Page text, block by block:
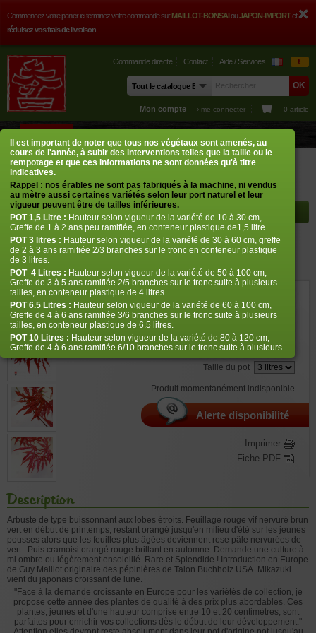
Commencez votre panier ici terminez votre commande surMAILLOT-BONSAIouJAPON-IMPORTet
réduisez vos frais de livraison
Commande directe Contact Aide / Services €
Mon compte › me connecter 0 article
Boutique Erables japonais Mikazuki taille baby
Rayon à afficher
Mikazuki taille baby
ref. : 12187
Bien choisir la taille
Taille du pot
Produit momentanément indisponible
Alerte disponibilité
Imprimer
Fiche PDF
Description
Arbuste de type buissonnant aux lobes étroits. Feuillage rouge vif nervuré brun
vert en début de printemps, restant orangé jusqu'en milieu d'été sur les jeunes
pousses alors que les feuilles plus âgées deviennent rose pâle nervurées de
vert. Puis cramoisi orangé rouge brillant en automne. Demande une culture à
mi ombre ou légèrement ensoleillé. Rare et Splendide ! Introduction en Europe
de Guy Maillot originaire des pépinières de Talon Buchholz USA. Mikazuki
vient du japonais croissant de lune.
"Face à la demande croissante en Europe pour les variétés de collection, je
propose cette année des plantes de qualité à des prix plus abordables. Ces
plantes, jeunes et d'une hauteur comprise entre 10 et 20 centimètres, sont
parfaites pour enrichir vos collections dès le début de leur développement."
Il est important de noter que tous nos végétaux sont amenés, au
cours de l'année, à subir des interventions telles que la taille ou le
rempotage et que ces informations ne sont données qu'à titre
indicatives.
Rappel : nos érables ne sont pas fabriqués à la machine, ni vendus
au mètre aussi certaines variétés selon leur port naturel et leur
vigueur peuvent être de tailles inférieures.
POT1,5 Litre : Hauteur selon vigueur de la variété de 10 à 30 cm,
Greffe de 1 à 2 ans peu ramifiée, en conteneur plastique de1,5 litre.
POT3 litres : Hauteur selon vigueur de la variété de 30 à 60 cm, greffe
de 2 à 3 ans ramifiée 2/3 branches sur le tronc en conteneur plastique
de 3 litres.
POT 4 Litres : Hauteur selon vigueur de la variété de 50 à 100 cm,
Greffe de 3 à 5 ans ramifiée 2/5 branches sur le tronc suite à plusieurs
tailles, en conteneur plastique de 4 litres.
POT 6.5 Litres : Hauteur selon vigueur de la variété de 60 à 100 cm,
Greffe de 4 à 6 ans ramifiée 3/6 branches sur le tronc suite à plusieurs
tailles, en conteneur plastique de 6.5 litres.
POT 10 Litres : Hauteur selon vigueur de la variété de 80 à 120 cm,
Greffe de 4 à 6 ans ramifiée 6/10 branches sur le tronc suite à plusieurs
tailles, en conteneur plastique de 10 litres
POT
14 Litres :
Hauteur selon vigueur de la variété de 100 à 120 cm,
conteneur plastique de 14 litres.
POT 20 Litres :
Hauteur selon vigueur de la variété de 100 à 120 cm,
Greffe de 5 à 8 ans ramifiée 10/12 branches suite à plusieurs tailles, en
conteneur plastique de 20 litres. Dans cette taille le volume de racines
POT 25 Litres :
Hauteur selon vigueur de la variété de 100 à 120 cm,
Greffe de 6 à 9 ans ramifiée 10/12 branches suite à plusieurs tailles, en
conteneur plastique de 25 litres.